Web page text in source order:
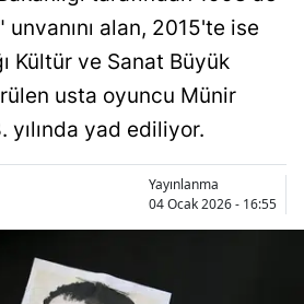
Artvin
Aydın
Bingöl
Bolu
unvanını alan, 2015'te ise
Kültür ve Sanat Büyük
usta oyuncu Münir
yılında yad ediliyor.
Yayınlanma
04 Ocak 2026 - 16:55